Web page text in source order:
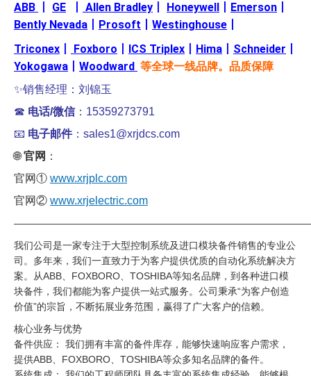
ABB GE Allen Bradley Honeywell Emerson
Bently Nevada
Prosoft Westinghouse
Triconex
Foxboro ICS Triplex Hima Schneider
Yokogawa
Woodward 等全球一线品牌。品质保障
✨销售经理：刘锦玉
☎ 电话/微信：15359273791
📧 电子邮件：sales1@xrjdcs.com
🌐官网 ：
官网① www.xrjplc.com
官网② www.xrjelectric.com
我们公司是一家专注于大型控制系统及进口模块备件销售的专业公
司。多年来，我们一直致力于为客户提供优质的自动化系统解决方
案。从ABB、FOXBORO、TOSHIBA等知名品牌，到各种进口模
块备件，我们都能为客户提供一站式服务。公司秉承“为客户创造
价值”的宗旨，不断拓展业务范围，赢得了广大客户的信赖。
核心业务与优势
备件供应： 我们拥有丰富的备件库存，能够快速响应客户需求，
提供ABB、FOXBORO、TOSHIBA等众多知名品牌的备件。